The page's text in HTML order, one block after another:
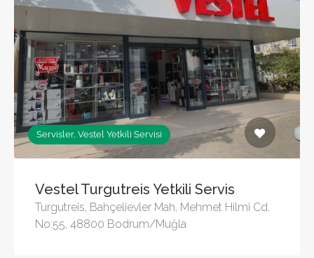
Servisler, Vestel Yetkili Servisi
Vestel Turgutreis Yetkili Servis
Turgutreis, Bahçelievler Mah, Mehmet Hilmi Cd.
No:55, 48800 Bodrum/Muğla